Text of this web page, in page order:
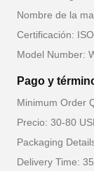
Nombre de la
Certificación:
Model Number:
Pago y
Minimum Order
Precio: 30-80
Packaging
Delivery Time: